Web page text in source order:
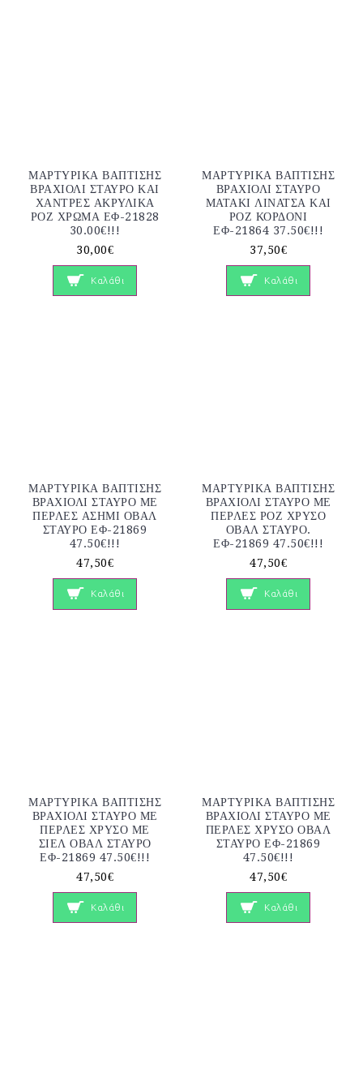
ΜΑΡΤΥΡΙΚΑ ΒΑΠΤΙΣΗΣ
ΒΡΑΧΙΟΛΙ ΣΤΑΥΡΟ ΚΑΙ
ΧΑΝΤΡΕΣ ΑΚΡΥΛΙΚΑ
ΡΟΖ ΧΡΩΜΑ ΕΦ-21828
30.00€!!!
30,00€
Καλάθι
ΜΑΡΤΥΡΙΚΑ ΒΑΠΤΙΣΗΣ
ΒΡΑΧΙΟΛΙ ΣΤΑΥΡΟ
ΜΑΤΑΚΙ ΛΙΝΑΤΣΑ ΚΑΙ
ΡΟΖ ΚΟΡΔΟΝΙ
ΕΦ-21864 37.50€!!!
37,50€
Καλάθι
ΜΑΡΤΥΡΙΚΑ ΒΑΠΤΙΣΗΣ
ΒΡΑΧΙΟΛΙ ΣΤΑΥΡΟ ΜΕ
ΠΕΡΛΕΣ ΑΣΗΜΙ ΟΒΑΛ
ΣΤΑΥΡΟ ΕΦ-21869
47.50€!!!
47,50€
Καλάθι
ΜΑΡΤΥΡΙΚΑ ΒΑΠΤΙΣΗΣ
ΒΡΑΧΙΟΛΙ ΣΤΑΥΡΟ ΜΕ
ΠΕΡΛΕΣ ΡΟΖ ΧΡΥΣΟ
ΟΒΑΛ ΣΤΑΥΡΟ.
ΕΦ-21869 47.50€!!!
47,50€
Καλάθι
ΜΑΡΤΥΡΙΚΑ ΒΑΠΤΙΣΗΣ
ΒΡΑΧΙΟΛΙ ΣΤΑΥΡΟ ΜΕ
ΠΕΡΛΕΣ ΧΡΥΣΟ ΜΕ
ΣΙΕΛ ΟΒΑΛ ΣΤΑΥΡΟ
ΕΦ-21869 47.50€!!!
47,50€
Καλάθι
ΜΑΡΤΥΡΙΚΑ ΒΑΠΤΙΣΗΣ
ΒΡΑΧΙΟΛΙ ΣΤΑΥΡΟ ΜΕ
ΠΕΡΛΕΣ ΧΡΥΣΟ ΟΒΑΛ
ΣΤΑΥΡΟ ΕΦ-21869
47.50€!!!
47,50€
Καλάθι